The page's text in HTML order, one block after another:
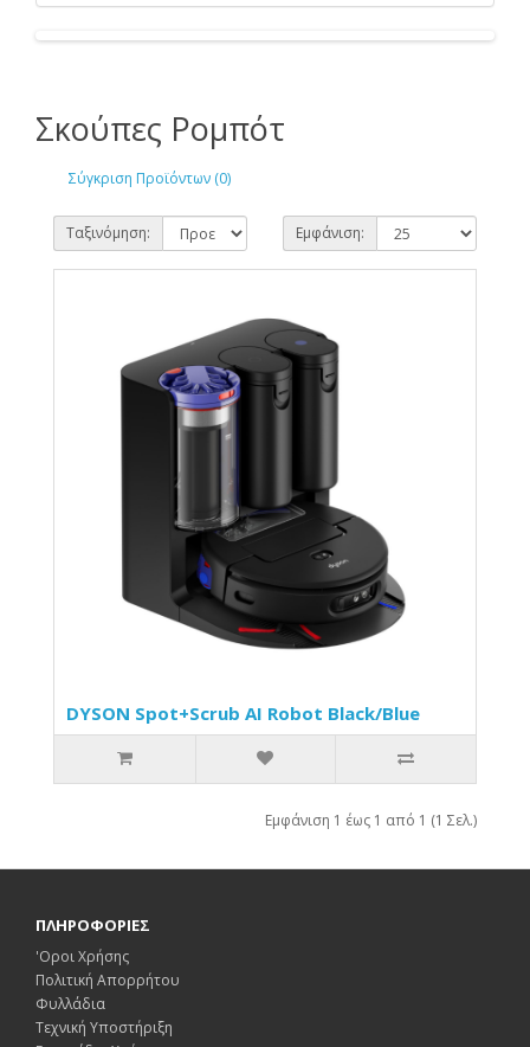
Σκούπες Ρομπότ
Σύγκριση Προϊόντων (0)
Ταξινόμηση: Εμφάνιση:
DYSON Spot+Scrub AI Robot Black/Blue
Εμφάνιση 1 έως 1 από 1 (1 Σελ.)
ΠΛΗΡΟΦΟΡΙΕΣ
'Οροι Χρήσης
Πολιτική Απορρήτου
Φυλλάδια
Τεχνική Υποστήριξη